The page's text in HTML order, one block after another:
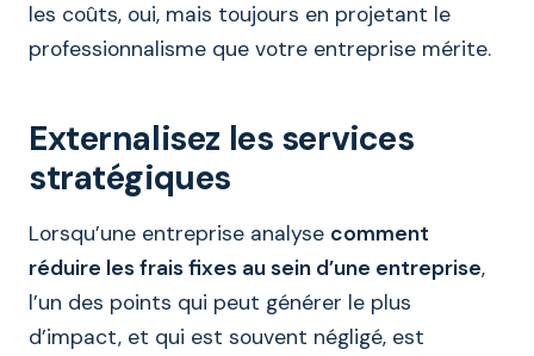
les coûts, oui, mais toujours en projetant le
professionnalisme que votre entreprise mérite.
Externalisez les services
stratégiques
Lorsqu’une entreprise analyse comment
réduire les frais fixes au sein d’une entreprise,
l’un des points qui peut générer le plus
d’impact, et qui est souvent négligé, est